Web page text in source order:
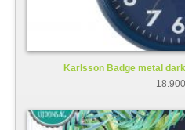
Karlsson Badge metal